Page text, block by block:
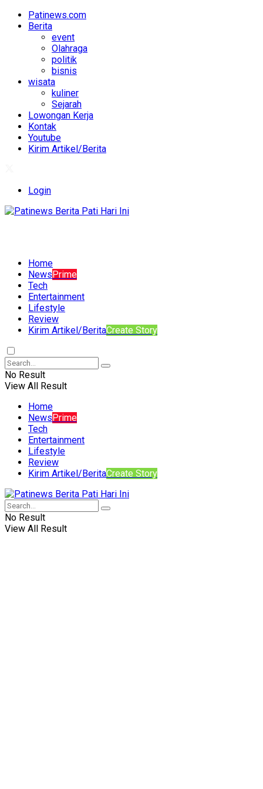
Patinews.com
Berita
event
Olahraga
politik
bisnis
wisata
kuliner
Sejarah
Lowongan Kerja
Kontak
Youtube
Kirim Artikel/Berita
Login
Home
NewsPrime
Tech
Entertainment
Lifestyle
Review
Kirim Artikel/BeritaCreate Story
No Result
View All Result
Home
NewsPrime
Tech
Entertainment
Lifestyle
Review
Kirim Artikel/BeritaCreate Story
No Result
View All Result